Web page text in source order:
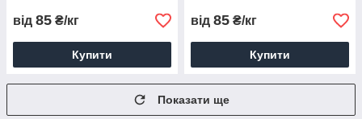
від 85 ₴/кг
Купити
від 85 ₴/кг
Купити
Показати ще